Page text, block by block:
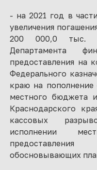
- на 2021 год в
увеличения
200 000,0 тыс.
Департамента
предоставления на
Федерального
краю на пополнение
местного бюджета
Краснодарского
кассовых
исполнении
обосновывающих